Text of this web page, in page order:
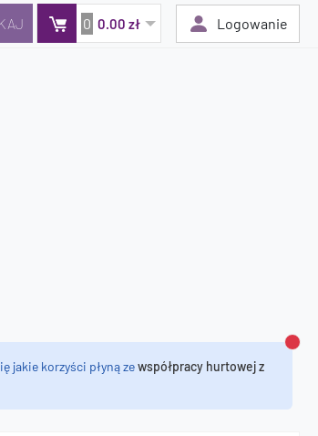
0 0.00 zł Logowanie
jakie korzyści płyną zewspółpracy hurtowej z